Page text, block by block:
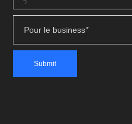
Pour le business*